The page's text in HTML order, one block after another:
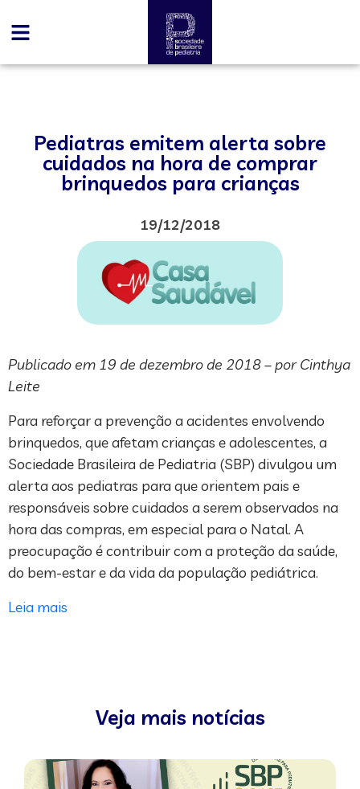
Pediatras emitem alerta sobre
cuidados na hora de comprar
brinquedos para crianças
19/12/2018
Publicado em 19 de dezembro de 2018 – por Cinthya
Leite
Para reforçar a prevenção a acidentes envolvendo
brinquedos, que afetam crianças e adolescentes, a
Sociedade Brasileira de Pediatria (SBP) divulgou um
alerta aos pediatras para que orientem pais e
responsáveis sobre cuidados a serem observados na
hora das compras, em especial para o Natal. A
preocupação é contribuir com a proteção da saúde,
do bem-estar e da vida da população pediátrica.
Leia mais
Veja mais notícias